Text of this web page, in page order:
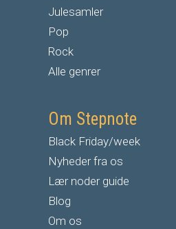
Julesamler
Pop
Rock
Alle genrer
Om Stepnote
Black Friday/week
Nyheder fra os
Lær noder guide
Blog
Om os